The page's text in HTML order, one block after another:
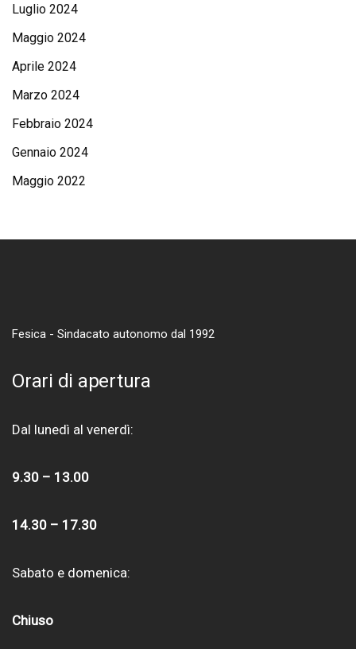
Luglio 2024
Maggio 2024
Aprile 2024
Marzo 2024
Febbraio 2024
Gennaio 2024
Maggio 2022
Fesica - Sindacato autonomo dal 1992
Orari di apertura
Dal lunedì al venerdì:
9.30 – 13.00
14.30 – 17.30
Sabato e domenica:
Chiuso